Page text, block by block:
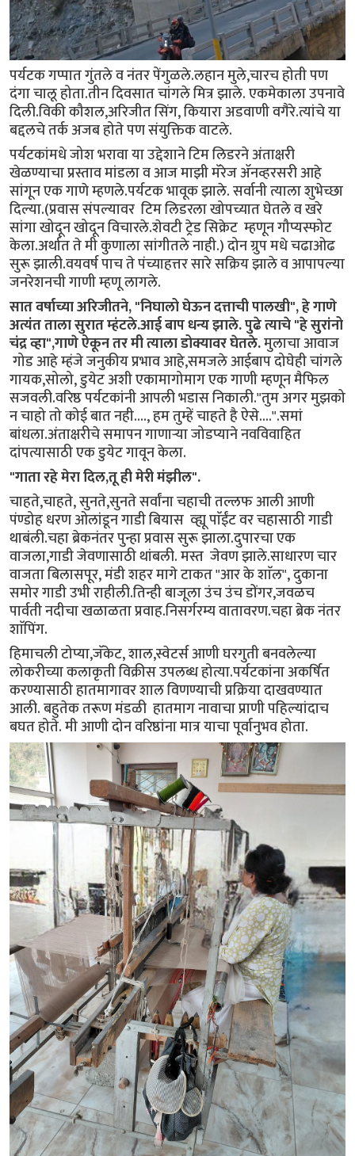
पर्यटक गप्पात गुंतले व नंतर पेंगुळले.लहान मुले,चारच होती पण
दंगा चालू होता.तीन दिवसात चांगले मित्र झाले. एकमेकाला उपनावे
दिली.विकी कौशल,अरिजीत सिंग, कियारा अडवाणी वगैरे.त्यांचे या
बद्दलचे तर्क अजब होते पण संयुक्तिक वाटले.
पर्यटकांमधे जोश भरावा या उद्देशाने टिम लिडरने अंताक्षरी
खेळण्याचा प्रस्ताव मांडला व आज माझी मॅरेज ॲनव्हरसरी आहे
सांगून एक गाणे म्हणले.पर्यटक भावूक झाले. सर्वानी त्याला शुभेच्छा
दिल्या.(प्रवास संपल्यावर टिम लिडरला खोपच्यात घेतले व खरे
सांगा खोदून खोदून विचारले.शेवटी ट्रेड सिक्रेट म्हणून गौप्यस्फोट
केला.अर्थात ते मी कुणाला सांगीतले नाही.) दोन ग्रुप मधे चढाओढ
सुरू झाली.वयवर्ष पाच ते पंच्याहत्तर सारे सक्रिय झाले व आपापल्या
जनरेशनची गाणी म्हणू लागले.
सात वर्षाच्या अरिजीतने, "निघालो घेऊन दत्ताची पालखी", हे गाणे
अत्यंत ताला सुरात म्हंटले.आई बाप धन्य झाले. पुढे त्याचे "हे सुरांनो
चंद्र व्हा",गाणे ऐकून तर मी त्याला डोक्यावर घेतले.मुलाचा आवाज
गोड आहे म्हंजे जनुकीय प्रभाव आहे,समजले आईबाप दोघेही चांगले
गायक,सोलो, डुयेट अशी एकामागोमाग एक गाणी म्हणून मैफिल
सजवली.वरिष्ठ पर्यटकांनी आपली भडास निकाली."तुम अगर मुझको
न चाहो तो कोई बात नही...., हम तुम्हें चाहते है ऐसे....".समां
बांधला.अंताक्षरीचे समापन गाणाऱ्या जोडप्याने नवविवाहित
दांपत्यासाठी एक डुयेट गावून केला.
"गाता रहे मेरा दिल,तू ही मेरी मंझील".
चाहते,चाहते, सुनते,सुनते सर्वांना चहाची तल्लफ आली आणी
पंण्डोह धरण ओलांडून गाडी बियास व्ह्यू पाॅईंट वर चहासाठी गाडी
थाबंली.चहा ब्रेकनंतर पुन्हा प्रवास सुरू झाला.दुपारचा एक
वाजला,गाडी जेवणासाठी थांबली. मस्त जेवण झाले.साधारण चार
वाजता बिलासपूर, मंडी शहर मागे टाकत "आर के शाॅल", दुकाना
समोर गाडी उभी राहीली.तिन्ही बाजूला उंच उंच डोंगर,जवळच
पार्वती नदीचा खळाळता प्रवाह.निसर्गरम्य वातावरण.चहा ब्रेक नंतर
शाॅपिंग.
हिमाचली टोप्या,जॅकेट, शाल,स्वेटर्स आणी घरगुती बनवलेल्या
लोकरीच्या कलाकृती विक्रीस उपलब्ध होत्या.पर्यटकांना अकर्षित
करण्यासाठी हातमागावर शाल विणण्याची प्रक्रिया दाखवण्यात
आली. बहुतेक तरूण मंडळी हातमाग नावाचा प्राणी पहिल्यांदाच
बघत होते. मी आणी दोन वरिष्ठांना मात्र याचा पूर्वानुभव होता.